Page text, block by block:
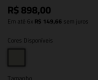
R$898,00
Em até 6xR$ 149,66 sem juros
Cores Disponíveis